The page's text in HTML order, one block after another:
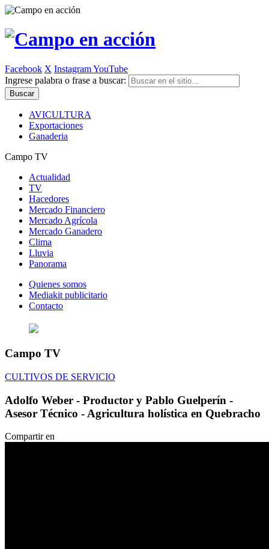
Facebook X InstagramYouTube
Ingrese palabra o frase a buscar:
AVICULTURA
Exportaciones
Ganaderia
Campo TV
Actualidad
TV
Hacedores
Mercado Financiero
Mercado Agrícola
Mercado Ganadero
Clima
Lluvia
Panorama
Quienes somos
Mediakit publicitario
Contacto
Campo TV
CULTIVOS DE SERVICIO
Adolfo Weber - Productor y Pablo Guelperín -
Asesor Técnico - Agricultura holística en Quebracho
Compartir en